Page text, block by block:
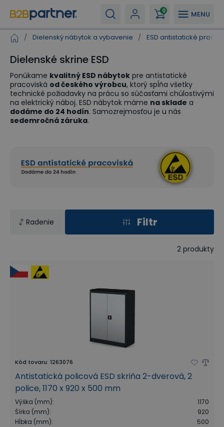
MENU
0
/ Dielenský nábytok a vybavenie / ESD antistatické
Dielenské skrine ESD
Ponúkame kvalitný ESD nábytok pre antistatické
pracoviská od českého výrobcu, ktorý spĺňa všetky
technické požiadavky na prácu so súčasťami chúlostivými
na elektrický náboj. ESD nábytok máme na sklade a
dodáme do 24 hodín. Samozrejmosťou je u nás
sedemročná záruka.
Radenie Filtr
2 produkty
Kód tovaru: 1263076
Antistatická policová ESD skriňa 2-dverová, 2
police, 1170 x 920 x 500 mm
Výška (mm):
1170
Šírka (mm):
920
Hĺbka (mm): 500